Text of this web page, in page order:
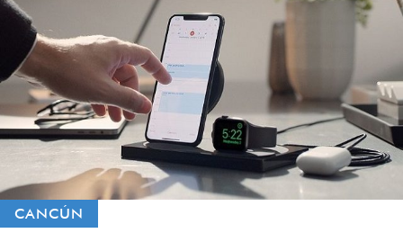
CANCÚN